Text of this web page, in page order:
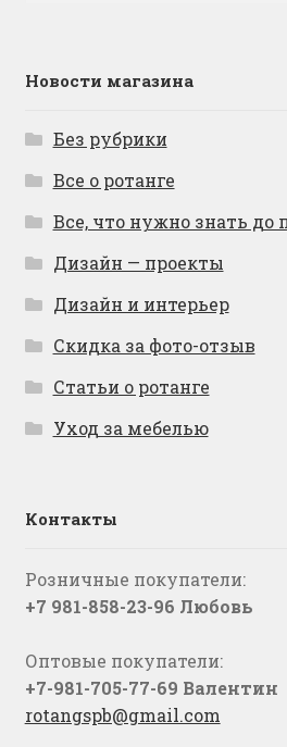
Новости магазина
Без рубрики
Все о ротанге
Все, что нужно знать до
Дизайн — проекты
Дизайн и интерьер
Скидка за фото-отзыв
Статьи о ротанге
Уход за мебелью
Контакты
Розничные покупатели:
+7 981-858-23-96 Любовь
Оптовые покупатели:
+7-981-705-77-69 Валентин
rotangspb@gmail.com